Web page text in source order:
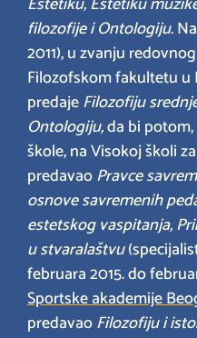
filozofijei Ontologiju.
2011), u zvanju
Filozofskom fakultetu
predajeFilozofiju
Ontologiju,da bi
škole, na Visokoj školi
predavaoPravce
osnove savremenih
estetskog vaspitanja,
u stvaralaštvu
februara 2015. do
Sportske akademije
predavaoFilozofiju i